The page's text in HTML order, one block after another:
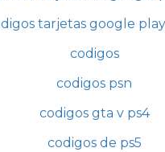
tarjetas google
codigos
codigos psn
codigos gta v ps4
codigos de ps5